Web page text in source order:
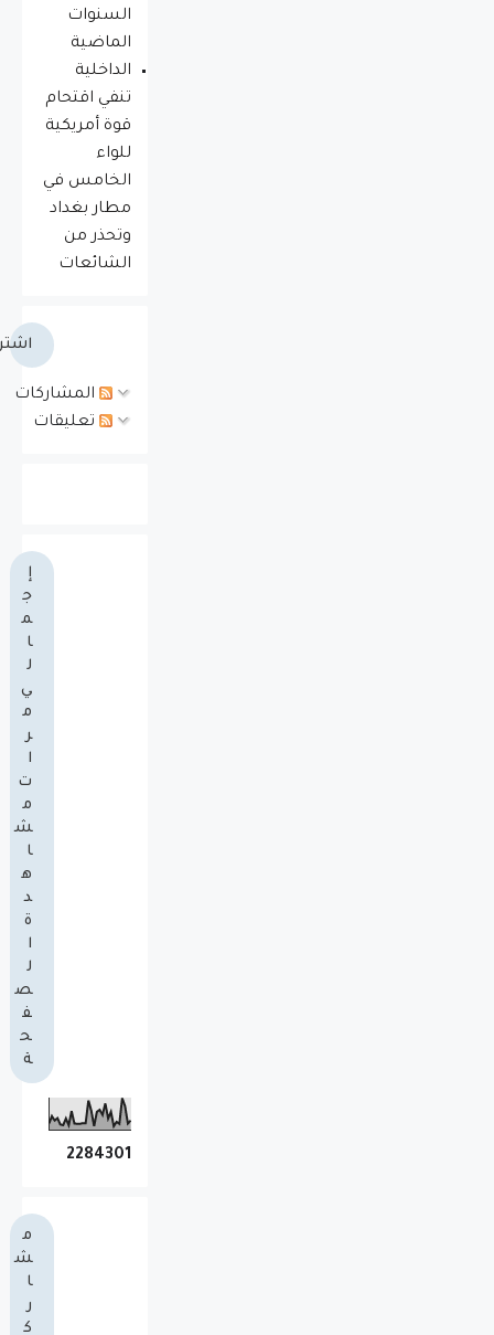
السنوات
الماضية
الداخلية
تنفي اقتحام
قوة أمريكية
للواء
الخامس في
مطار بغداد
وتحذر من
الشائعات
المشاركات
تعليقات
إ
ج
م
ا
ل
ي
م
ر
ا
ت
م
ش
ا
ه
د
ة
ا
ل
ص
ف
ح
ة
2284301
م
ش
ا
ر
ك